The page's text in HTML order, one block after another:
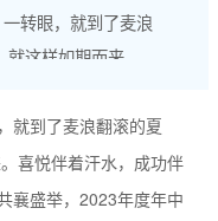
转眼，就到了麦浪
这样如期而来。喜
述职暨表彰大会圆满
就到了麦浪翻滚的夏
喜悦伴着汗水，成功伴
襄盛举，2023年度年中